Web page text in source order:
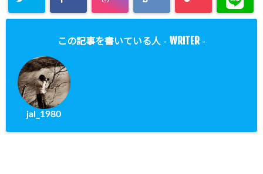
この記事を書いている人 - WRITER -
jal_1980